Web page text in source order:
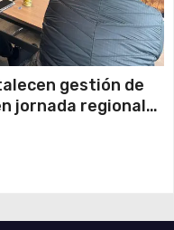
gestión de
jornada regional
y ANDESS